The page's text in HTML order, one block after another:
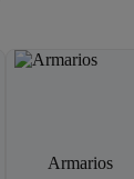
Armarios